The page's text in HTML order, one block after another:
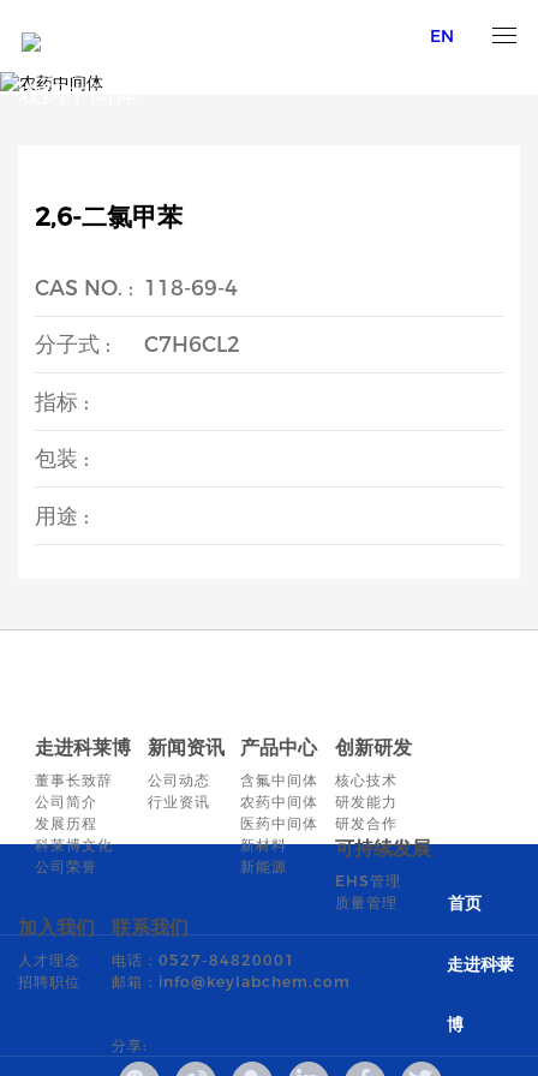
EN
AGROCHEMICAL INTERMEDIATES
农药中间体
2,6-二氯甲苯
CAS NO. : 118-69-4
分子式 : C7H6CL2
指标 :
包装 :
用途 :
走进科莱博
董事长致辞
公司简介
发展历程
科莱博文化
公司荣誉
新闻资讯
公司动态
行业资讯
产品中心
含氟中间体
农药中间体
医药中间体
新材料
新能源
创新研发
核心技术
研发能力
研发合作
可持续发展
EHS管理
质量管理
加入我们
人才理念
招聘职位
联系我们
电话：0527-84820001
邮箱：info@keylabchem.com
分享:
首页
走进科莱
博